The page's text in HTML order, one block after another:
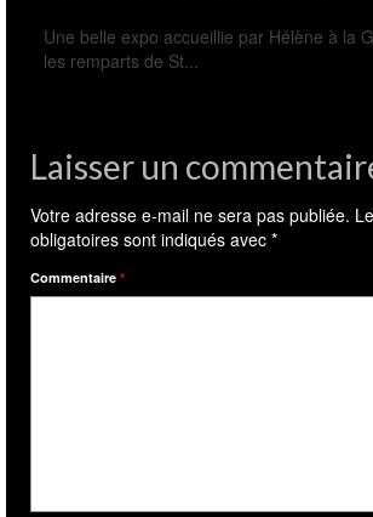
Une belle expo accueillie par Hélène à la
les remparts de St...
Laisser un
Votre adresse e-mail ne sera pas publiée.
obligatoires sont indiqués avec *
Commentaire *